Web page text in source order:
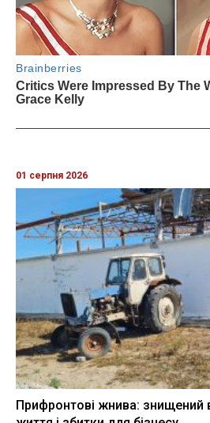
01 серпня 2026
Прифронтові жнива: знищений